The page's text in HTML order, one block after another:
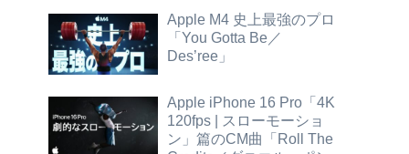
Apple M4 史上最強のプロ
「You Gotta Be／
Des’ree」
Apple iPhone 16 Pro「4K
120fps | スローモーショ
ン」篇のCM曲「Roll The